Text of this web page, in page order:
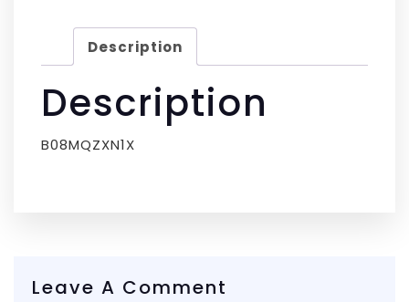
Description
Description
B08MQZXN1X
Leave A Comment